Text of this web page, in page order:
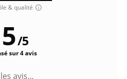
& qualité
5/5
sur 4 avis